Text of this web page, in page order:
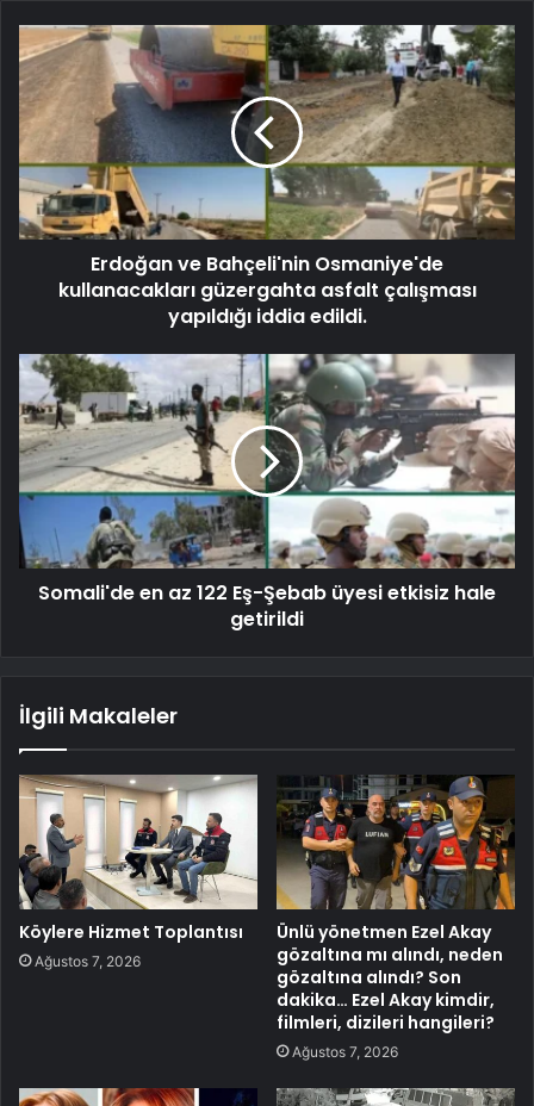
Erdoğan ve Bahçeli'nin Osmaniye'de
kullanacakları güzergahta asfalt çalışması
yapıldığı iddia edildi.
Somali'de en az 122 Eş-Şebab üyesi etkisiz hale
getirildi
İlgili Makaleler
Köylere Hizmet Toplantısı
Ağustos 7, 2026
Ünlü yönetmen Ezel Akay
gözaltına mı alındı, neden
gözaltına alındı? Son
dakika… Ezel Akay kimdir,
filmleri, dizileri hangileri?
Ağustos 7, 2026